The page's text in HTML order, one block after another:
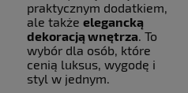
praktycznym dodatkiem,
ale także elegancką
dekoracją wnętrza. To
wybór dla osób, które
cenią luksus, wygodę i
styl w jednym.